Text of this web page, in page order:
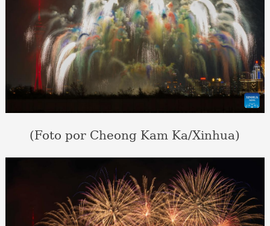
(Foto por Cheong Kam Ka/Xinhua)